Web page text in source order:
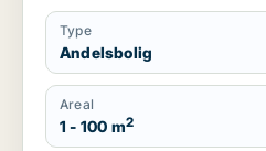
Type
Andelsbolig
Areal
1 - 100 m2